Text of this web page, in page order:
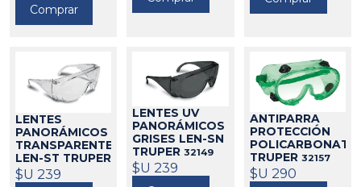
480015
Comprar
LENTES
PANORÁMICOS
TRANSPARENTES
LEN-ST TRUPER
32148
$U 239
LENTES UV
PANORÁMICOS
GRISES LEN-SN
TRUPER 32149
$U 239
ANTIPARRA
PROTECCIÓN
POLICARBONATO
TRUPER 32157
$U 290